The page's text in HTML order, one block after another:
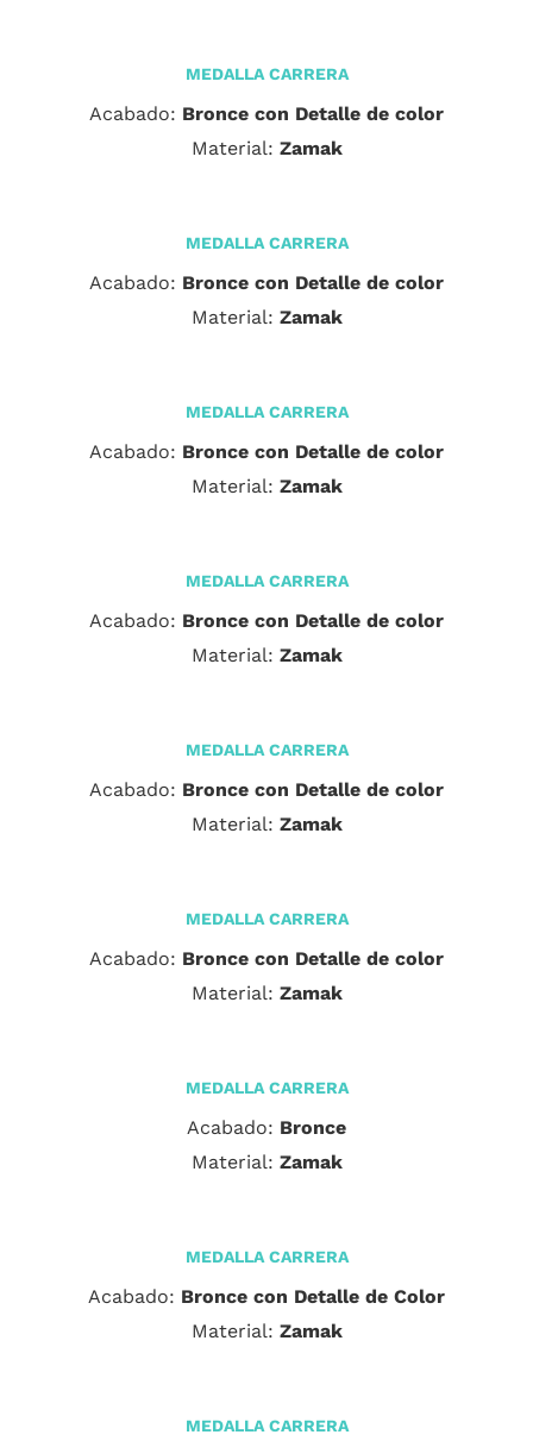
MEDALLA CARRERA
Acabado: Bronce con Detalle de color
Material: Zamak
MEDALLA CARRERA
Acabado: Bronce con Detalle de color
Material: Zamak
MEDALLA CARRERA
Acabado: Bronce con Detalle de color
Material: Zamak
MEDALLA CARRERA
Acabado: Bronce con Detalle de color
Material: Zamak
MEDALLA CARRERA
Acabado: Bronce con Detalle de color
Material: Zamak
MEDALLA CARRERA
Acabado: Bronce con Detalle de color
Material: Zamak
MEDALLA CARRERA
Acabado: Bronce
Material: Zamak
MEDALLA CARRERA
Acabado: Bronce con Detalle de Color
Material: Zamak
MEDALLA CARRERA